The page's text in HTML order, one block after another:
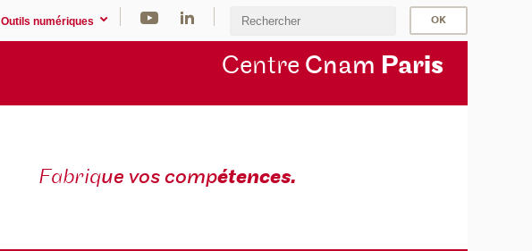
Outils numériques
Centre Cnam Paris
Fabrique vos compétences.